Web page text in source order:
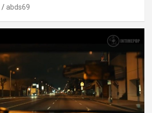
abds69